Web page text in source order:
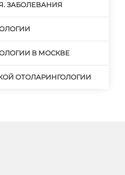
ЗАБОЛЕВАНИЯ
В МОСКВЕ
ОТОЛАРИНГОЛОГИИ